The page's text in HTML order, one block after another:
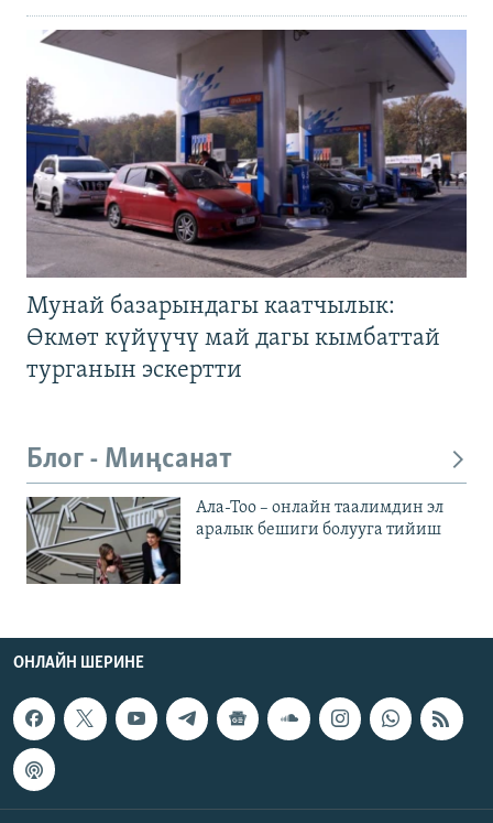
Мунай базарындагы каатчылык:
Өкмөт күйүүчү май дагы кымбаттай
турганын эскертти
Блог - Миңсанат
Ала-Тоо – онлайн таалимдин эл
аралык бешиги болууга тийиш
ОНЛАЙН ШЕРИНЕ